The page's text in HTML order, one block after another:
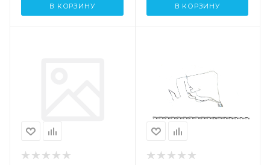
В КОРЗИНУ В КОРЗИНУ